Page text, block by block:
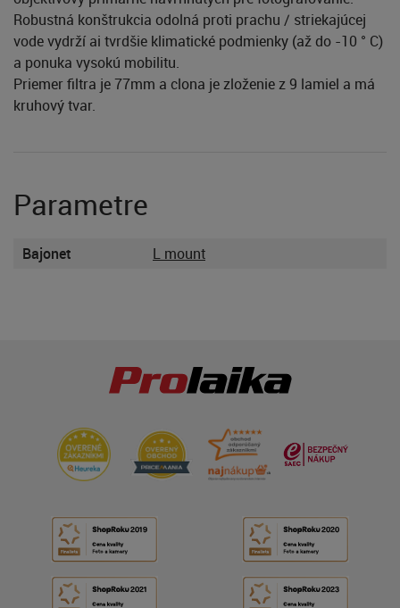
Robustná konštrukcia odolná proti prachu / striekajúcej
vode vydrží ai tvrdšie klimatické podmienky (až do -10 ° C)
a ponuka vysokú mobilitu.
Priemer filtra je 77mm a clona je zloženie z 9 lamiel a má
kruhový tvar.
Parametre
Bajonet L mount